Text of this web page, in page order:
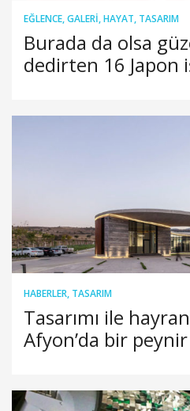
EĞLENCE,GALERI,HAYAT, TASARIM
Burada da olsa
dedirten 16 Japon
HABERLER, TASARIM
Tasarımı ile
Afyon’da bir